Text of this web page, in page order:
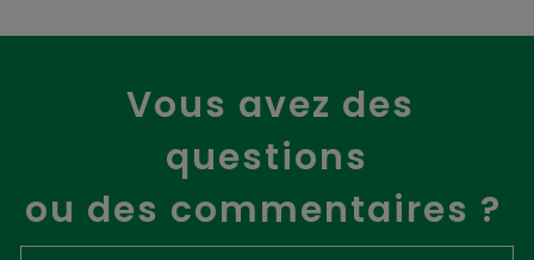
Vous avez des
questions
ou des commentaires ?